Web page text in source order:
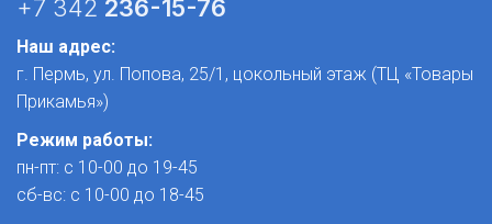
+7 342 236-15-76
Наш адрес:
г. Пермь, ул. Попова, 25/1​, цокольный этаж (ТЦ «Товары
Прикамья»)
Режим работы:
пн-пт: с 10-00 до 19-45
сб-вс: с 10-00 до 18-45